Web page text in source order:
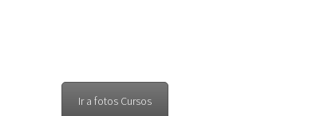
Ir a fotos Cursos